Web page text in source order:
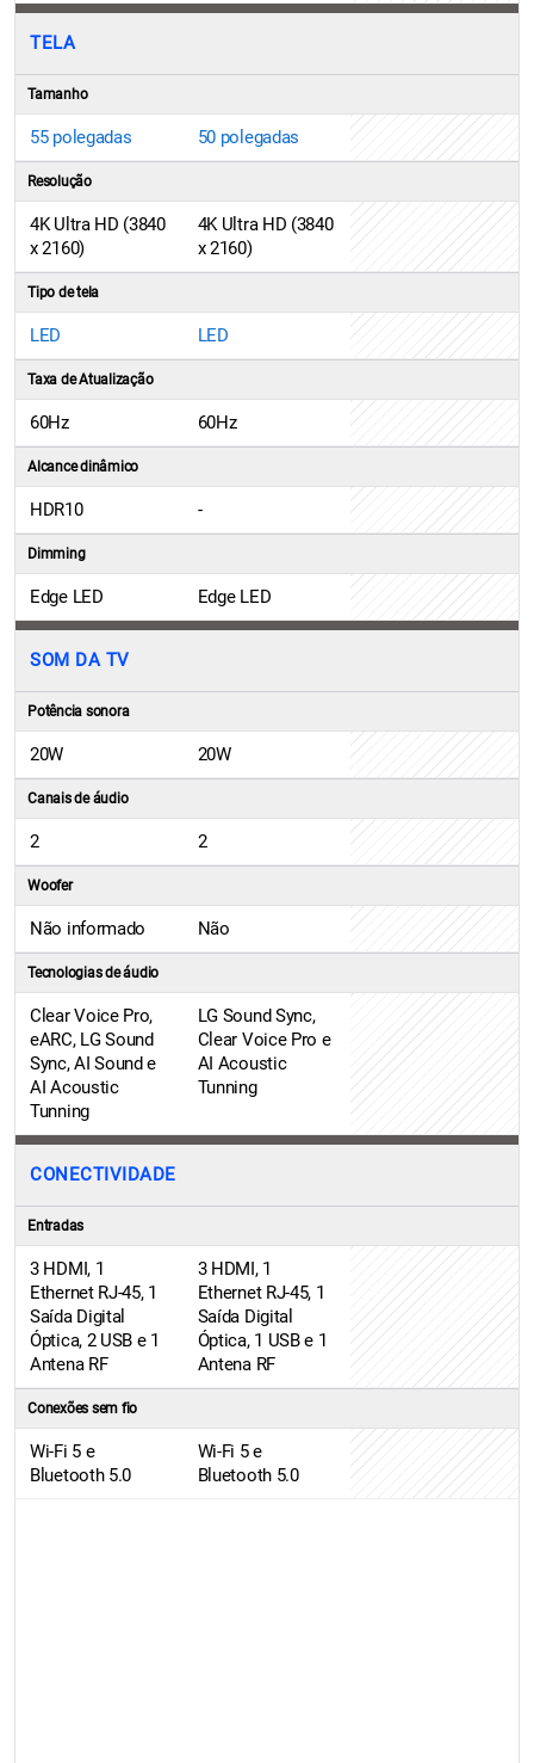
TELA
Tamanho
55 polegadas 50 polegadas
Resolução
4K Ultra HD (3840
x 2160)
4K Ultra HD (3840
x 2160)
Tipo de tela
LED LED
Taxa de Atualização
60Hz 60Hz
Alcance dinâmico
HDR10 -
Dimming
Edge LED Edge LED
SOM DA TV
Potência sonora
20W 20W
Canais de áudio
2 2
Woofer
Não informado Não
Tecnologias de áudio
Clear Voice Pro,
eARC, LG Sound
Sync, AI Sound e
AI Acoustic
Tunning
LG Sound Sync,
Clear Voice Pro e
AI Acoustic
Tunning
CONECTIVIDADE
Entradas
3 HDMI, 1
Ethernet RJ-45, 1
Saída Digital
Óptica, 2 USB e 1
Antena RF
3 HDMI, 1
Ethernet RJ-45, 1
Saída Digital
Óptica, 1 USB e 1
Antena RF
Conexões sem fio
Wi-Fi 5 e
Bluetooth 5.0
Wi-Fi 5 e
Bluetooth 5.0